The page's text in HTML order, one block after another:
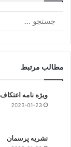
مطالب مرتبط
ویژه نامه اعتکاف
2023-01-23
نشریه پرسمان